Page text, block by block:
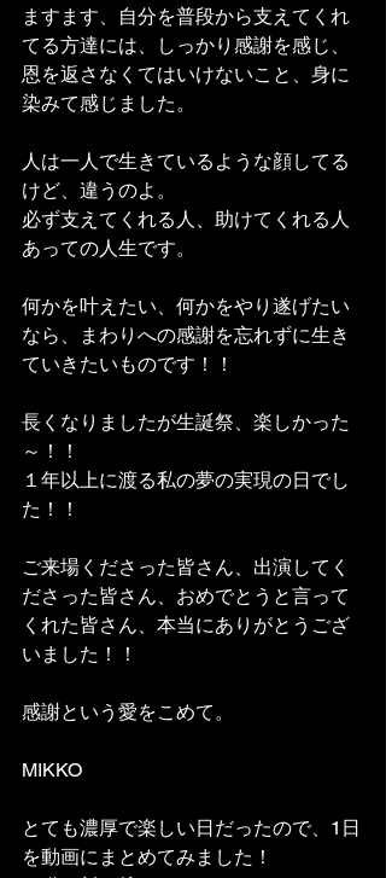
ますます、自分を普段から支えてくれ
てる方達には、しっかり感謝を感じ、
恩を返さなくてはいけないこと、身に
染みて感じました。
人は一人で生きているような顔してる
けど、違うのよ。
必ず支えてくれる人、助けてくれる人
あっての人生です。
何かを叶えたい、何かをやり遂げたい
なら、まわりへの感謝を忘れずに生き
ていきたいものです！！
長くなりましたが生誕祭、楽しかった
～！！
１年以上に渡る私の夢の実現の日でし
た！！
ご来場くださった皆さん、出演してく
ださった皆さん、おめでとうと言って
くれた皆さん、本当にありがとうござ
いました！！
感謝という愛をこめて。
MIKKO
とても濃厚で楽しい日だったので、1日
を動画にまとめてみました！